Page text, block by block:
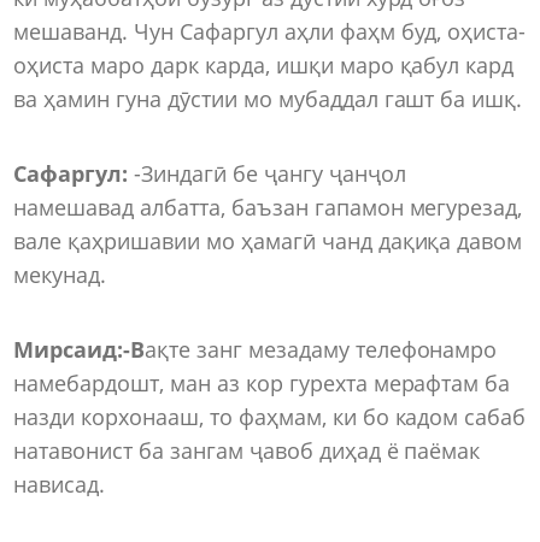
мешаванд. Чун Сафаргул аҳли фаҳм буд, оҳиста-
оҳиста маро дарк карда, ишқи маро қабул кард
ва ҳамин гуна дӯстии мо мубаддал гашт ба ишқ.
Сафаргул: -Зиндагӣ бе ҷангу ҷанҷол
намешавад албатта, баъзан гапамон мегурезад,
вале қаҳришавии мо ҳамагӣ чанд дақиқа давом
мекунад.
Мирсаид:-Вақте занг мезадаму телефонамро
намебардошт, ман аз кор гурехта мерафтам ба
назди корхонааш, то фаҳмам, ки бо кадом сабаб
натавонист ба зангам ҷавоб диҳад ё паёмак
нависад.